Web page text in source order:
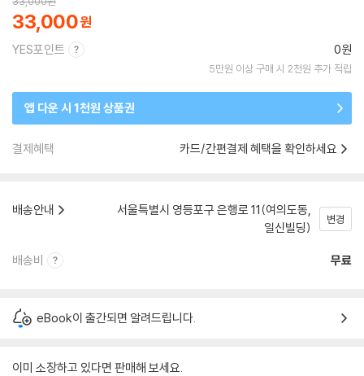
33,000
YES포인트 0원
5만원 이상 구매 시 2천원 추가 적립
앱 다운 시 1천원 상품권
결제혜택 카드/간편결제 혜택을 확인하세요
배송안내
서울특별시 영등포구 은행로 11(여의도동,
일신빌딩)
변경
배송비 무료
eBook이 출간되면 알려드립니다.
이미 소장하고 있다면 판매해 보세요.